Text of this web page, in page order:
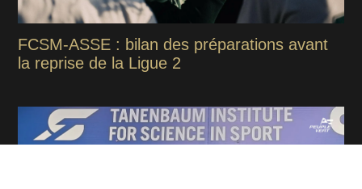
FCSM-ASSE : bilan des préparations avant
la reprise de la Ligue 2